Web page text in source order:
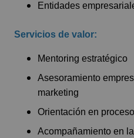
Entidades
Servicios de valor:
Mentoring estratégico
Asesoramiento
marketing
Orientación en
Acompañamiento en